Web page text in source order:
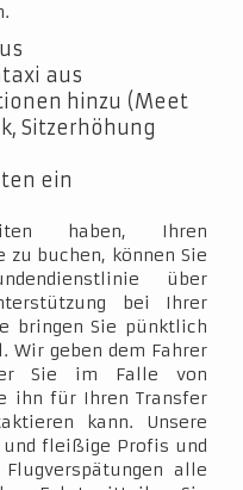
aus
hinzu (Meet
Sitzerhöhung
ein
haben, Ihren
buchen, können Sie
über
bei Ihrer
bringen Sie pünktlich
Wir geben dem Fahrer
Sie im Falle von
ihn für Ihren Transfer
kann. Unsere
fleißige Profis und
alle